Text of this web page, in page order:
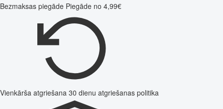
Bezmaksas piegāde Piegāde no 4,99€
Vienkārša atgriešana 30 dienu atgriešanas politika